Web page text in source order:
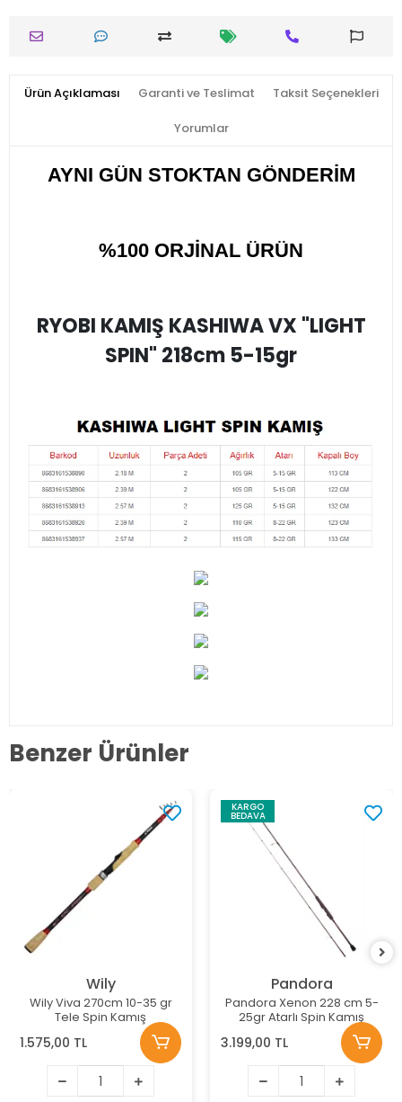
Ürün Açıklaması Garanti ve Teslimat Taksit Seçenekleri
Yorumlar
AYNI GÜN STOKTAN GÖNDERİM
%100 ORJİNAL ÜRÜN
RYOBI KAMIŞ KASHIWA VX "LIGHT
SPIN" 218cm 5-15gr
Benzer Ürünler
Wily
Wily Viva 270cm 10-35 gr
Tele Spin Kamış
1.575,00 TL
KARGO
BEDAVA
Pandora
Pandora Xenon 228 cm 5-
25gr Atarlı Spin Kamış
3.199,00 TL